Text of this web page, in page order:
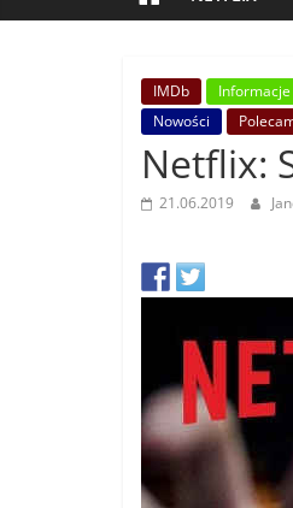
IMDb Informacje
Nowości
Netflix:
21.06.2019